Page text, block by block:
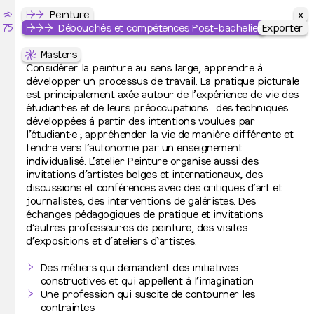
Le Septantecinq
École Supérieure des Arts de l’image
↦
Cursus
↦ ⇒ Peinture
↦
⇒ Images plurielles imprimées
↦
⇒ Graphisme
↦
⇒ Photographie
↦
⇒ Bachelier de spécialisation
↦
Jurys de fin d’études
↦
Admissions et inscription
↦
⇒ Inscriptions à l’école
↦
⇒ Admission 2026-2027
↦
L’école
↦
⇒ Présentation
↦
↦
⇒
Équipes
↦
Relations internationales
↦
⇒
Recherche artistique
↦
Cinquante ans d’histoire
↦ Cursus
↦⇒ Peinture
x
Exporter
Voir les 19 images
⇋ Projet pédagogique
L’orientation Peinture propose de développer un langage
plastique alliant plusieurs disciplines artistiques et
accordant une importance manifeste aux réalités
↦⇒ Peinture
↦⇒⇒ Débouchés et compétences Post-bachelier
x
Exporter
⇋ Masters
Considérer la peinture au sens large, apprendre à
développer un processus de travail. La pratique picturale
est principalement axée autour de l’expérience de vie des
étudiant·es et de leurs préoccupations : des techniques
développées à partir des intentions voulues par
l’étudiant·e ; appréhender la vie de manière différente et
tendre vers l’autonomie par un enseignement
individualisé. L’atelier Peinture organise aussi des
invitations d’artistes belges et internationaux, des
discussions et conférences avec des critiques d’art et
journalistes, des interventions de galéristes. Des
échanges pédagogiques de pratique et invitations
d’autres professeur·es de peinture, des visites
d’expositions et d’ateliers d‘artistes.
Des métiers qui demandent des initiatives
constructives et qui appellent à l’imagination
Une profession qui suscite de contourner les
contraintes
⇶
75